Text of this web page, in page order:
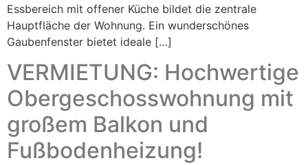
Essbereich mit offener Küche bildet die zentrale
Hauptfläche der Wohnung. Ein wunderschönes
Gaubenfenster bietet ideale […]
VERMIETUNG: Hochwertige
Obergeschosswohnung mit
großem Balkon und
Fußbodenheizung!